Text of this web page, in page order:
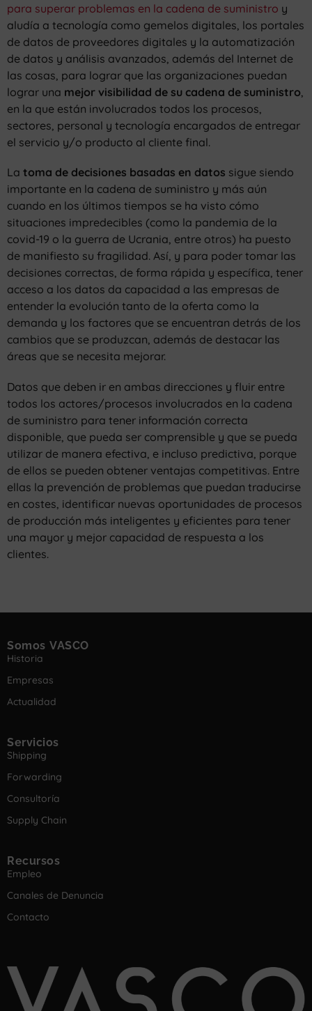
para superar problemas en la cadena de suministro y
aludía a tecnología como gemelos digitales, los portales
de datos de proveedores digitales y la automatización
de datos y análisis avanzados, además del Internet de
las cosas, para lograr que las organizaciones puedan
lograr una mejor visibilidad de su cadena de suministro,
en la que están involucrados todos los procesos,
sectores, personal y tecnología encargados de entregar
el servicio y/o producto al cliente final.
La toma de decisiones basadas en datos sigue siendo
importante en la cadena de suministro y más aún
cuando en los últimos tiempos se ha visto cómo
situaciones impredecibles (como la pandemia de la
covid-19 o la guerra de Ucrania, entre otros) ha puesto
de manifiesto su fragilidad. Así, y para poder tomar las
decisiones correctas, de forma rápida y específica, tener
acceso a los datos da capacidad a las empresas de
entender la evolución tanto de la oferta como la
demanda y los factores que se encuentran detrás de los
cambios que se produzcan, además de destacar las
áreas que se necesita mejorar.
Datos que deben ir en ambas direcciones y fluir entre
todos los actores/procesos involucrados en la cadena
de suministro para tener información correcta
disponible, que pueda ser comprensible y que se pueda
utilizar de manera efectiva, e incluso predictiva, porque
de ellos se pueden obtener ventajas competitivas. Entre
ellas la prevención de problemas que puedan traducirse
en costes, identificar nuevas oportunidades de procesos
de producción más inteligentes y eficientes para tener
una mayor y mejor capacidad de respuesta a los
clientes.
Somos VASCO
Historia
Empresas
Actualidad
Servicios
Shipping
Forwarding
Consultoría
Supply Chain
Recursos
Empleo
Canales de Denuncia
Contacto